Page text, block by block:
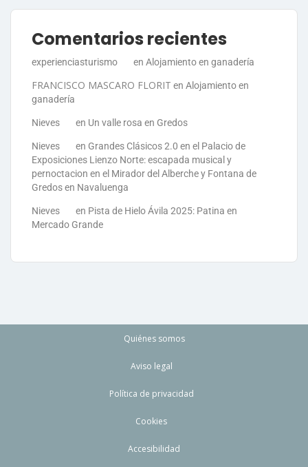
Comentarios recientes
experienciasturismo en Alojamiento en ganadería
FRANCISCO MASCARO FLORIT en Alojamiento en
ganadería
Nieves en Un valle rosa en Gredos
Nieves en Grandes Clásicos 2.0 en el Palacio de
Exposiciones Lienzo Norte: escapada musical y
pernoctacion en el Mirador del Alberche y Fontana de
Gredos en Navaluenga
Nieves en Pista de Hielo Ávila 2025: Patina en
Mercado Grande
Quiénes somos
Aviso legal
Política de privacidad
Cookies
Accesibilidad